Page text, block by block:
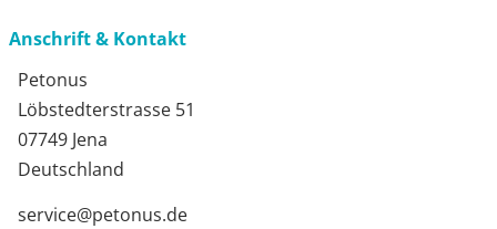
Anschrift & Kontakt
Petonus
Löbstedterstrasse 51
07749 Jena
Deutschland
service@petonus.de